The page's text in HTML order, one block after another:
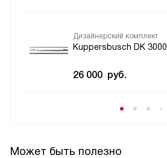
Дизайнерский комплект
Kuppersbusch DK 3000
26 000 руб.
Может быть полезно